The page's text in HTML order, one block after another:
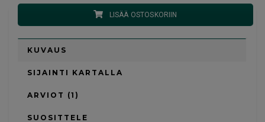
LISÄÄ OSTOSKORIIN
KUVAUS
SIJAINTI KARTALLA
ARVIOT (1)
SUOSITTELE